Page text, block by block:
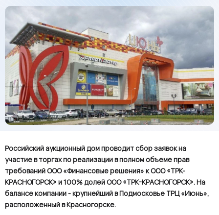
Российский аукционный дом проводит сбор заявок на
участие в торгах по реализации в полном объеме прав
требований ООО «Финансовые решения» к ООО «ТРК-
КРАСНОГОРСК» и 100% долей ООО «ТРК-КРАСНОГОРСК». На
балансе компании - крупнейший в Подмосковье ТРЦ «Июнь»,
расположенный в Красногорске.